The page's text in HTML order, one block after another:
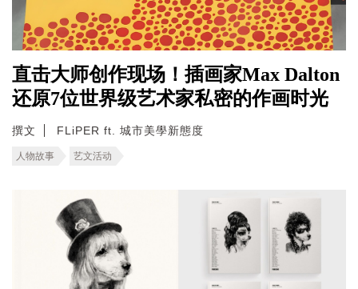
直击大师创作现场！插画家Max Dalton
还原7位世界级艺术家私密的作画时光
撰文 FLiPER ft. 城市美學新態度
人物故事 艺文活动